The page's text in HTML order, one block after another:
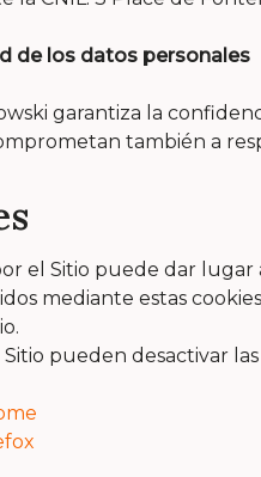
de los datos personales
garantiza la
también a
el Sitio puede dar
mediante estas
Sitio pueden desactivar